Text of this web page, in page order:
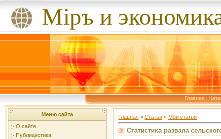
Мiръ и
Главная|
Меню сайта
О сайте
Публицистика
Главная » Статьи » Мои статьи
Статистика развала